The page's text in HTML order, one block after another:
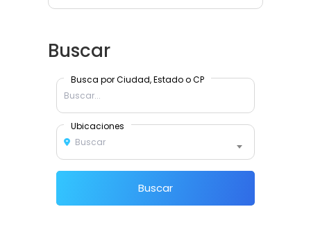
Buscar
Busca por Ciudad, Estado o CP
Ubicaciones
Buscar
Buscar